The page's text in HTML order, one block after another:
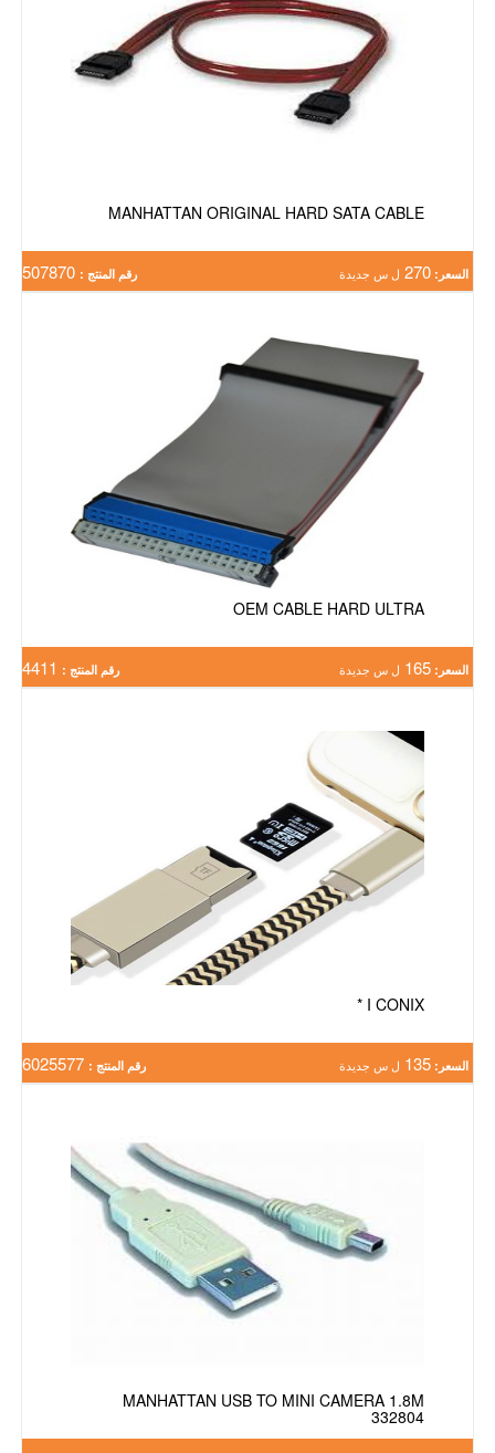
MANHATTAN ORIGINAL HARD SATA CABLE
السعر: 270 ل س جديدة رقم المنتج :
OEM CABLE HARD ULTRA
السعر: 165 ل س جديدة رقم المنتج :
I CONIX *
السعر: 135 ل س جديدة رقم المنتج :
MANHATTAN USB TO MINI CAMERA 1.8M
332804